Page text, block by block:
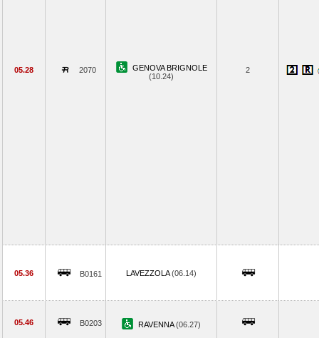
05.28 2070
GENOVA BRIGNOLE
(10.24)
2
05.36 B0161 LAVEZZOLA(06.14)
05.46 B0203 RAVENNA(06.27)